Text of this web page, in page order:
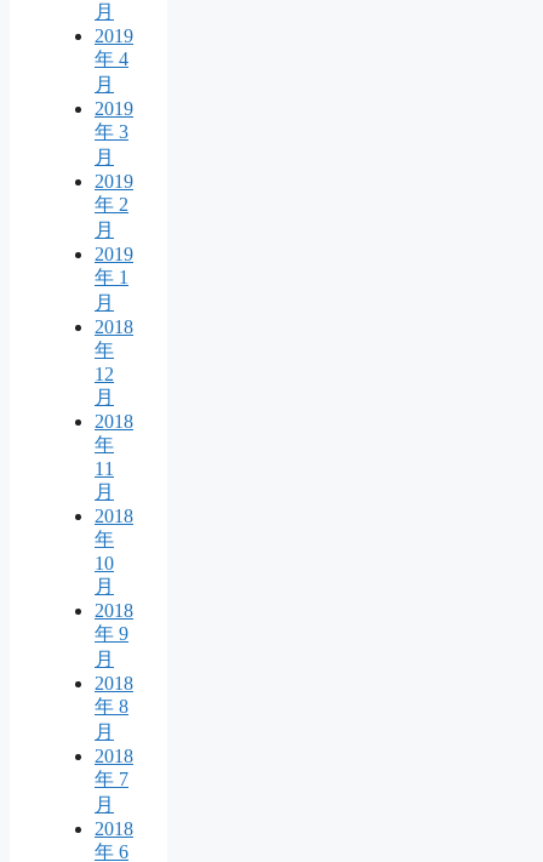
月
2019
年 4
月
2019
年 3
月
2019
年 2
月
2019
年 1
月
2018
年
12
月
2018
年
11
月
2018
年
10
月
2018
年 9
月
2018
年 8
月
2018
年 7
月
2018
年 6